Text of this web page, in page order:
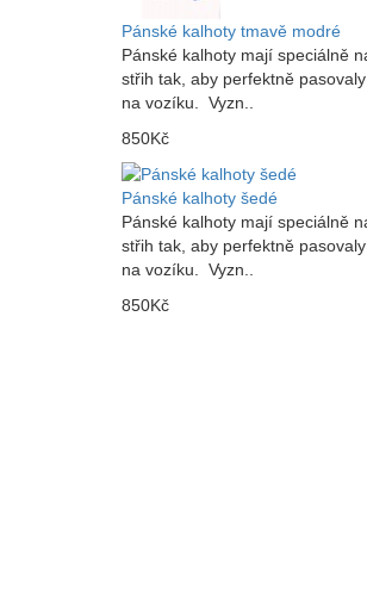
Pánské kalhoty tmavě modré
Pánské kalhoty mají speciálně
střih tak, aby perfektně
na vozíku. Vyzn..
850Kč
Pánské kalhoty šedé
Pánské kalhoty mají speciálně
střih tak, aby perfektně
na vozíku. Vyzn..
850Kč